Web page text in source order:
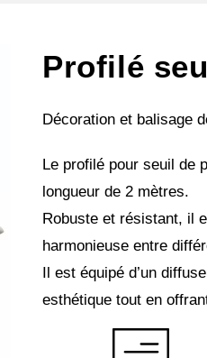
Profilé
Décoration et balisage
Le profilé pour seuil de
longueur de 2 mètres.
Robuste et résistant, il
harmonieuse entre
Il est équipé d’un
esthétique tout en